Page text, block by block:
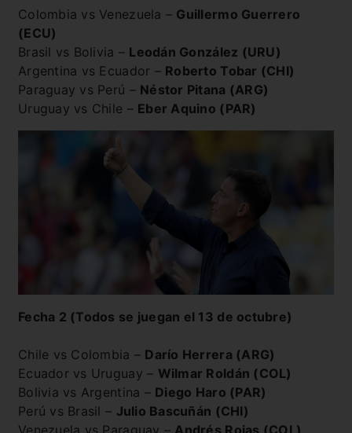
Colombia vs Venezuela – Guillermo Guerrero
(ECU)
Brasil vs Bolivia – Leodán González (URU)
Argentina vs Ecuador – Roberto Tobar (CHI)
Paraguay vs Perú – Néstor Pitana (ARG)
Uruguay vs Chile – Eber Aquino (PAR)
Fecha 2 (Todos se juegan el 13 de octubre)
Chile vs Colombia – Darío Herrera (ARG)
Ecuador vs Uruguay – Wilmar Roldán (COL)
Bolivia vs Argentina – Diego Haro (PAR)
Perú vs Brasil – Julio Bascuñán (CHI)